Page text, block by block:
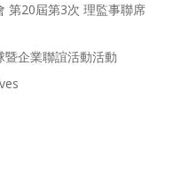
第20屆第3次 理監事聯席
企業聯誼活動活動